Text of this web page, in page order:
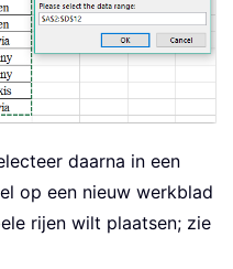
daarna in een
op een nieuw werkblad
rijen wilt plaatsen; zie